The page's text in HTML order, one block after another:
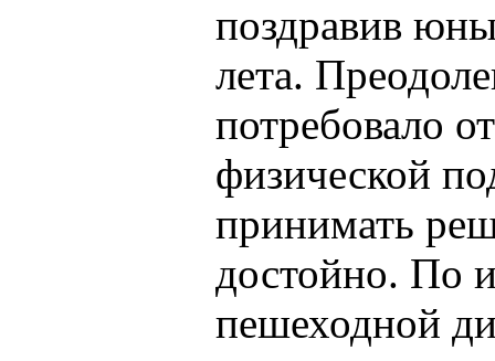
поздравив
лета.
потребовало
физической
принимать
достойно. По
пешеходной